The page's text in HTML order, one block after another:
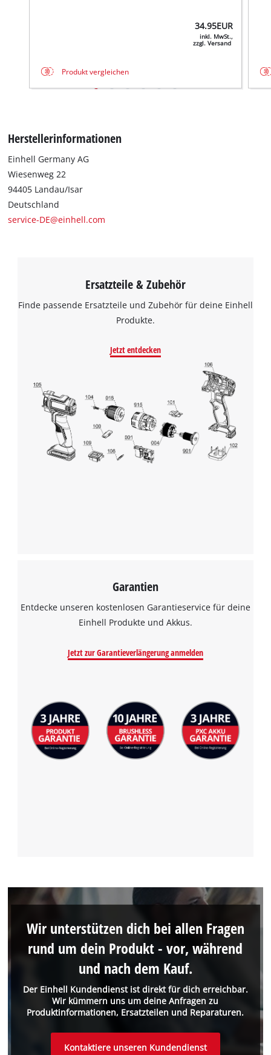
34.95EUR
inkl. MwSt.,
zzgl. Versand
Produkt vergleichen
Herstellerinformationen
Einhell Germany AG
Wiesenweg 22
94405 Landau/Isar
Deutschland
service-DE@einhell.com
Ersatzteile & Zubehör
Finde passende Ersatzteile und Zubehör für deine Einhell
Produkte.
Jetzt entdecken
Garantien
Entdecke unseren kostenlosen Garantieservice für deine
Einhell Produkte und Akkus.
Jetzt zur Garantieverlängerung anmelden
Der Einhell Kundendienst ist direkt für dich erreichbar.
Wir kümmern uns um deine Anfragen zu
Produktinformationen, Ersatzteilen und Reparaturen.
Wir unterstützen dich bei allen Fragen
rund um dein Produkt - vor, während
und nach dem Kauf.
Kontaktiere unseren Kundendienst